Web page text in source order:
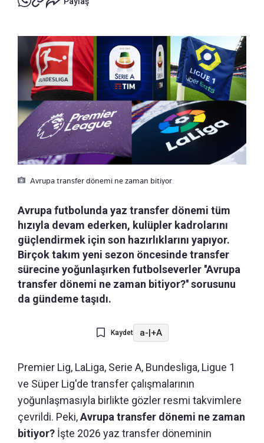
Avrupa transfer dönemi ne zaman bitiyor
Avrupa futbolunda yaz transfer dönemi tüm
hızıyla devam ederken, kulüpler kadrolarını
güçlendirmek için son hazırlıklarını yapıyor.
Birçok takım yeni sezon öncesinde transfer
sürecine yoğunlaşırken futbolseverler ''Avrupa
transfer dönemi ne zaman bitiyor?'' sorusunu
da gündeme taşıdı.
Kaydet a-|+A
Premier Lig, LaLiga, Serie A, Bundesliga, Ligue 1
ve Süper Lig'de transfer çalışmalarının
yoğunlaşmasıyla birlikte gözler resmi takvimlere
çevrildi. Peki,Avrupa transfer dönemi ne zaman
bitiyor? İşte 2026 yaz transfer döneminin